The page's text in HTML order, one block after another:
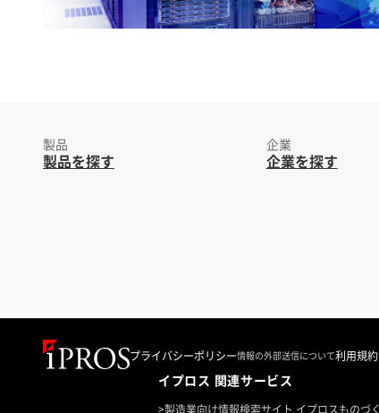
製品
製品を探す
企業
企業を探す
プライバシーポリシー情報の外部送信について利用規約
イプロス 関連サービス
>製造業向け情報検索サイト イプロスものづ